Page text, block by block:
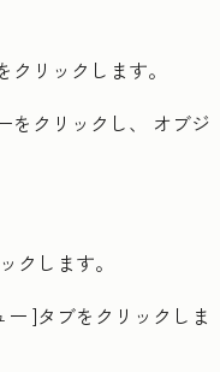
クリックします。
クリックし、 オブジ
クします。
ー ]タブをクリックしま